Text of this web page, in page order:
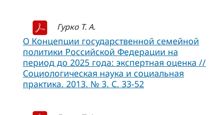
Гурко Т. А.
О Концепции государственной семейной
политики Российской Федерации на
период до 2025 года: экспертная оценка //
Социологическая наука и социальная
практика. 2013. № 3. С. 33-52